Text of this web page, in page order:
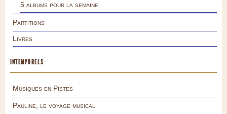
5 albums pour la semaine
Partitions
Livres
INTEMPORELS
Musiques en Pistes
Pauline, le voyage musical